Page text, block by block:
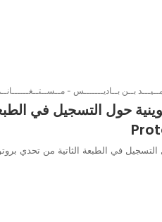
بــن بــاديـــــــس -
حول التسجيل في